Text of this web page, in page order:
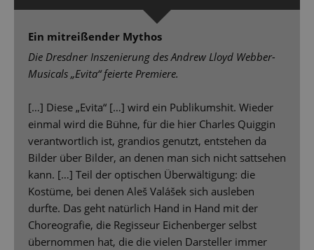
Ein mitreißender Mythos
Die Dresdner Inszenierung des Andrew Lloyd Webber-
Musicals „Evita“ feierte Premiere.
[…] Diese „Evita“ […] wird ein Publikumshit. Wieder
einmal wird die Bühne, für die hier Charles Quiggin
verantwortlich ist, grandios genutzt, entstehen da
Bilder über Bilder, an denen man sich nicht sattsehen
kann. […] Teil der optischen Überwältigung: die
Kostüme, bei denen Aleš Valášek sich ausleben
durfte. Das geht natürlich Hand in Hand mit der
Choreografie, die Regisseur Eichenberger selbst
übernommen hat, die die vielen Darsteller immer